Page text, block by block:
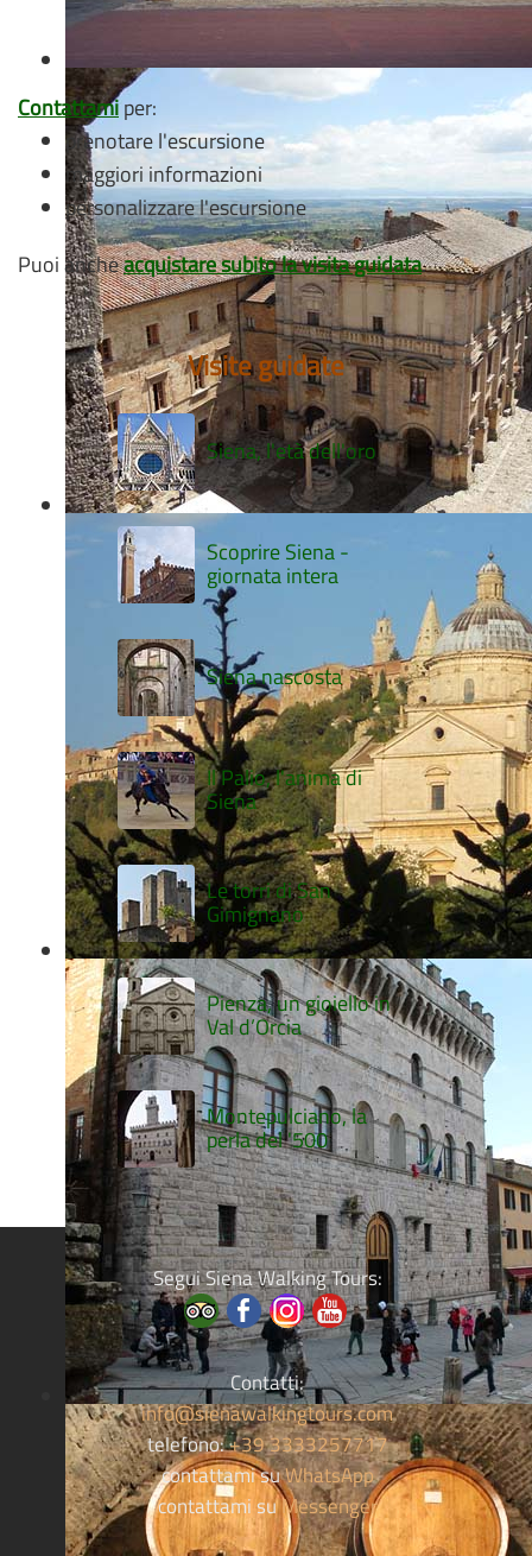
Contattamiper:
prenotare l'escursione
maggiori informazioni
personalizzare l'escursione
Puoi ancheacquistare subito la visita guidata.
Visite guidate
Siena, l'età dell'oro
Scoprire Siena -
giornata intera
Siena nascosta
Il Palio, l'anima di
Siena
Le torri di San
Gimignano
Pienza, un gioiello in
Val d’Orcia
Montepulciano, la
perla del '500
Segui Siena Walking Tours:
Contatti:
info@sienawalkingtours.com
telefono:+39 3333257717
contattami suWhatsApp
contattami suMessenger